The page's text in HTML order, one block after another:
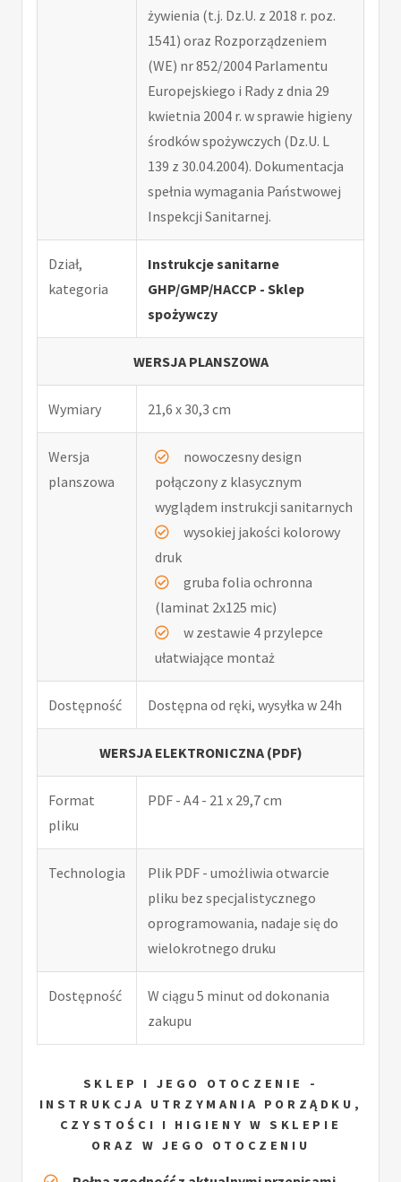
żywienia (t.j. Dz.U. z 2018 r. poz.
1541) oraz Rozporządzeniem
(WE) nr 852/2004 Parlamentu
Europejskiego i Rady z dnia 29
kwietnia 2004 r. w sprawie higieny
środków spożywczych (Dz.U. L
139 z 30.04.2004). Dokumentacja
spełnia wymagania Państwowej
Inspekcji Sanitarnej.
Dział,
kategoria
Instrukcje sanitarne
GHP/GMP/HACCP - Sklep
spożywczy
WERSJA PLANSZOWA
Wymiary 21,6 x 30,3 cm
Wersja
planszowa
nowoczesny design
połączony z klasycznym
wyglądem instrukcji sanitarnych
wysokiej jakości kolorowy
druk
gruba folia ochronna
(laminat 2x125 mic)
w zestawie 4 przylepce
ułatwiające montaż
Dostępność Dostępna od ręki, wysyłka w 24h
WERSJA ELEKTRONICZNA (PDF)
Format
pliku
PDF - A4 - 21 x 29,7 cm
Technologia
Plik PDF - umożliwia otwarcie
pliku bez specjalistycznego
oprogramowania, nadaje się do
wielokrotnego druku
Dostępność
W ciągu 5 minut od dokonania
zakupu
SKLEP I JEGO OTOCZENIE -
INSTRUKCJA UTRZYMANIA PORZĄDKU,
CZYSTOŚCI I HIGIENY W SKLEPIE
ORAZ W JEGO OTOCZENIU